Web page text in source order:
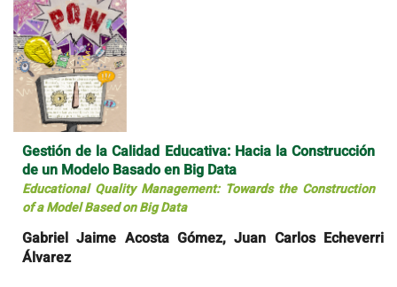
Gestión de la Calidad Educativa: Hacia la Construcción
de un Modelo Basado en Big Data
Educational Quality Management: Towards the Construction
of a Model Based on Big Data
Gabriel Jaime Acosta Gómez, Juan Carlos Echeverri
Álvarez